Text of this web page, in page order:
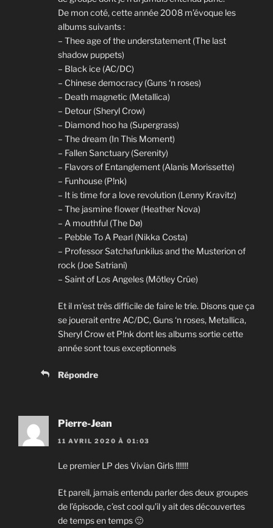
De mon coté, cette année 2008 m’évoque les
albums suivants :
– Thee age of the understatement (The last
shadow puppets)
– Black ice (AC/DC)
– Chinese democracy (Guns ‘n roses)
– Death magnetic (Metallica)
– Detour (Sheryl Crow)
– Diamond hoo ha (Supergrass)
– The dream (In This Moment)
– Fallen Sanctuary (Serenity)
– Flavors of Entanglement (Alanis Morissette)
– Funhouse (P!nk)
– It is time for a love revolution (Lenny Kravitz)
– The jasmine flower (Heather Nova)
– A mouthful (The Dø)
– Pebble To A Pearl (Nikka Costa)
– Professor Satchafunkilus and the Musterion of
rock (Joe Satriani)
– Saint of Los Angeles (Mötley Crüe)
Et il m’est très difficile de faire le trie. Disons que ça
se jouerait entre AC/DC, Guns ‘n roses, Metallica,
Sheryl Crow et P!nk dont les albums sortie cette
année sont tous exceptionnels
Répondre
Pierre-Jean
11 AVRIL 2020 À 01:03
Le premier LP des Vivian Girls !!!!!!!
Et pareil, jamais entendu parler des deux groupes
de l’épisode, c’est cool qu’il y ait des découvertes
de temps en temps 🙂